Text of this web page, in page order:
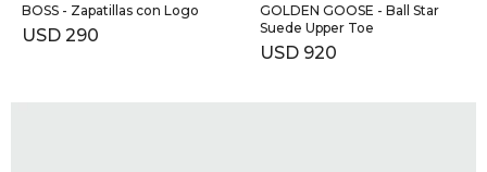
BOSS - Zapatillas con Logo
USD 290
GOLDEN GOOSE - Ball Star
Suede Upper Toe
USD 920